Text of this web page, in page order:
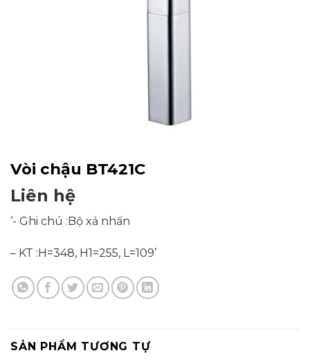
Vòi chậu BT421C
Liên hệ
‘- Ghi chú :Bộ xả nhấn
– KT :H=348, H1=255, L=109’
SẢN PHẨM TƯƠNG TỰ